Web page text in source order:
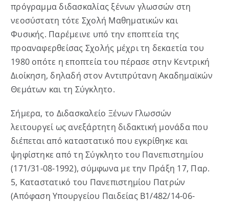
Δραστηριότητες
Ανακοινώσεις
Συχνές Ερωτήσεις
Επικοινωνία
πρόγραμμα διδασκαλίας ξένων γλωσσών στη
νεοσύστατη τότε Σχολή Μαθηματικών και
Φυσικής. Παρέμεινε υπό την εποπτεία της
προαναφερθείσας Σχολής μέχρι τη δεκαετία του
1980 οπότε η εποπτεία του πέρασε στην Κεντρική
Διοίκηση, δηλαδή στον Αντιπρύτανη Ακαδημαϊκών
Θεμάτων και τη Σύγκλητο.
Σήμερα, το Διδασκαλείο Ξένων Γλωσσών
λειτουργεί ως ανεξάρτητη διδακτική μονάδα που
διέπεται από καταστατικό που εγκρίθηκε και
ψηφίστηκε από τη Σύγκλητο του Πανεπιστημίου
(171/31-08-1992), σύμφωνα με την Πράξη 17, Παρ.
5, Καταστατικό του Πανεπιστημίου Πατρών
(Απόφαση Υπουργείου Παιδείας Β1/482/14-06-